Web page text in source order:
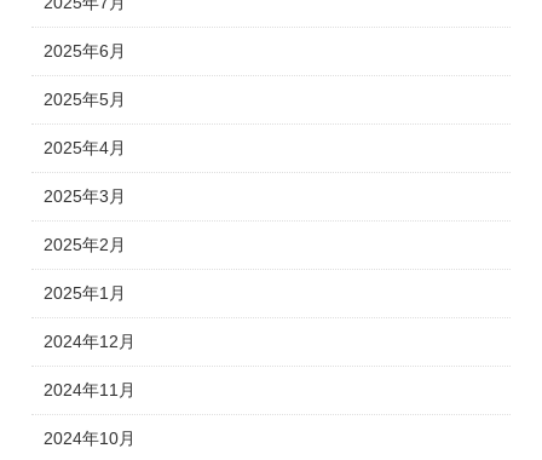
2025年6月
2025年5月
2025年4月
2025年3月
2025年2月
2025年1月
2024年12月
2024年11月
2024年10月